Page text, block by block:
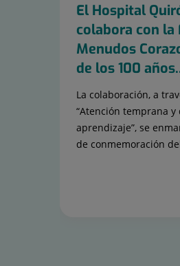
El Hospital
colabora con la
Menudos
de los 100
La colaboración, a
“Atención temprana
aprendizaje”, se
de conmemoración